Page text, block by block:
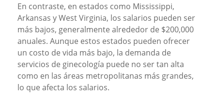
En contraste, en estados como Mississippi,
Arkansas y West Virginia, los salarios pueden ser
más bajos, generalmente alrededor de $200,000
anuales. Aunque estos estados pueden ofrecer
un costo de vida más bajo, la demanda de
servicios de ginecología puede no ser tan alta
como en las áreas metropolitanas más grandes,
lo que afecta los salarios.